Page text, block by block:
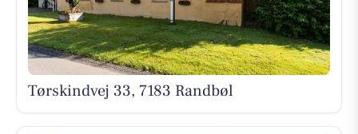
Tørskindvej 33, 7183 Randbøl